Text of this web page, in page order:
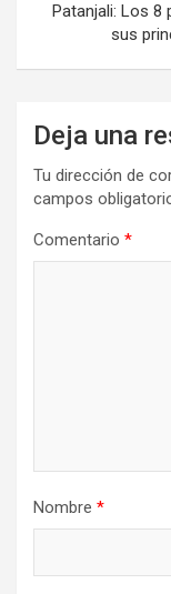
Patanjali: Los
sus
Deja una
Tu dirección de
campos
Comentario *
Nombre *